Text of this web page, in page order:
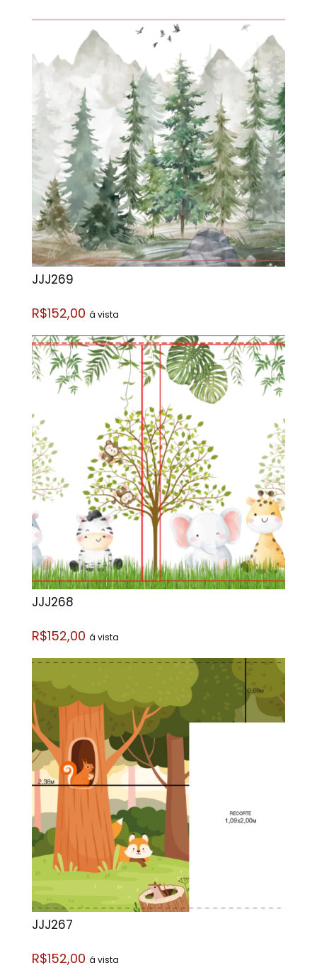
JJJ269
R$152,00 á vista
JJJ268
R$152,00 á vista
JJJ267
R$152,00 á vista